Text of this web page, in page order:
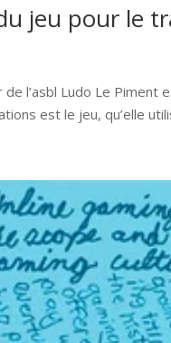
jeu pour le
l’asbl Ludo Le
est le jeu, qu’elle